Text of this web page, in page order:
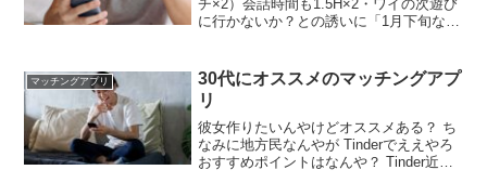
チ×2）会話時間も1.5H×2・ワイの次遊び
に行かないか？との誘いに「1月下旬なら
下旬ならOKなのかすらもわからん しゃ
ーない忙しいんや
マッチングアプリ
30代にオススメのマッチングアプ
リ
彼女作りたいんやけどオススメある？ ち
なみに地方民なんやが Tinderでええやろ
おすすめポイントはなんや？ Tinder近く